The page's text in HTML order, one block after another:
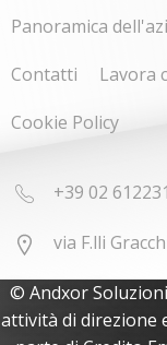
Panoramica
Contatti
Lavora
Cookie Policy
+39 02
via F.lli
© Andxor
attività di direzione